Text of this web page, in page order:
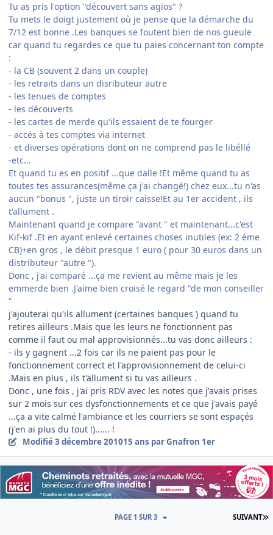
Tu as pris l'option "découvert sans agios" ?
Tu mets le doigt justement où je pense que la démarche du
7/12 est bonne .Les banques se foutent bien de nos gueule
car quand tu regardes ce que tu paies concernant ton compte
:
- la CB (souvent 2 dans un couple)
- les retraits dans un disributeur autre
- les tenues de comptes
- les découverts
- les cartes de merde qu'ils essaient de te fourger
- accés à tes comptes via internet
- et diverses opérations dont on ne comprend pas le libéllé
-etc...
Et quand tu es en positif ...que dalle !Et même quand tu as
toutes tes assurances(même ça j'ai changé!) chez eux...tu n'as
aucun "bonus ", juste un tiroir caisse!Et au 1er accident , ils
t'allument .
Maintenant quand je compare "avant " et maintenant...c'est
Kif-kif .Et en ayant enlevé certaines choses inutiles (ex: 2 éme
CB)+en gros , le débit presque 1 euro ( pour 30 euros dans un
distributeur "autre ").
Donc , j'ai comparé ...ça me revient au même mais je les
emmerde bien .J'aime bien croisé le regard "de mon conseiller
"
j'ajouterai qu'ils allument (certaines banques ) quand tu
retires ailleurs .Mais que les leurs ne fonctionnent pas
comme il faut ou mal approvisionnés...tu vas donc ailleurs :
- ils y gagnent ...2 fois car ils ne paient pas pour le
fonctionnement correct et l'approvisionnement de celui-ci
.Mais en plus , ils t'allument si tu vas ailleurs .
Donc , une fois , j'ai pris RDV avec les notes que j'avais prises
sur 2 mois sur ces dysfonctionnements et ce que j'avais payé
...ça a vite calmé l'ambiance et les courriers se sont espaçés
(j'en ai plus du tout !)...... !
Modifié3 décembre 201015 ans par Gnafron 1er
SUIVANT
PAGE 1 SUR 3